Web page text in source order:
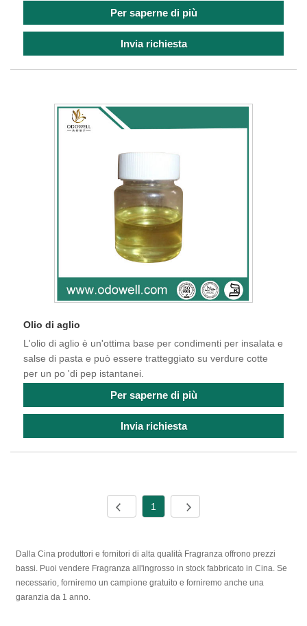
Per saperne di più
Invia richiesta
Olio di aglio
L'olio di aglio è un'ottima base per condimenti per insalata e
salse di pasta e può essere tratteggiato su verdure cotte
per un po 'di pep istantanei.
Per saperne di più
Invia richiesta
1
Dalla Cina produttori e fornitori di alta qualità Fragranza offrono prezzi
bassi. Puoi vendere Fragranza all'ingrosso in stock fabbricato in Cina. Se
necessario, forniremo un campione gratuito e forniremo anche una
garanzia da 1 anno.